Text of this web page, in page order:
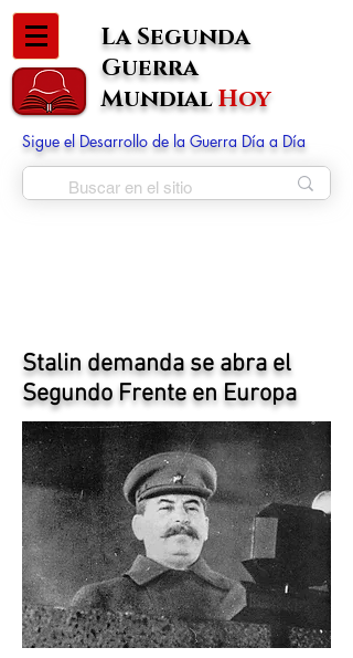
La Segunda
Guerra
MundialHoy
Sigue el Desarrollo de la Guerra Día a Día
Stalin demanda se abra el
Segundo Frente en Europa